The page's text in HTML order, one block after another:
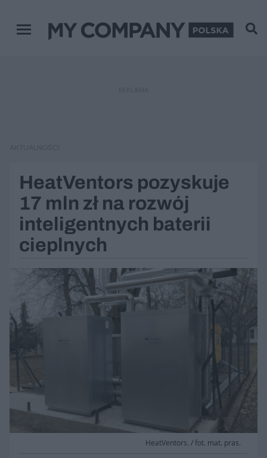
Menu główne
HeatVentors pozyskuje
17 mln zł na rozwój
inteligentnych baterii
cieplnych
HeatVentors. / fot. mat. pras.